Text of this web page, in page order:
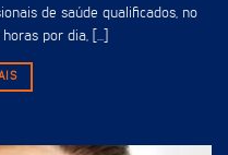
de saúde qualificados, no
por dia, [...]